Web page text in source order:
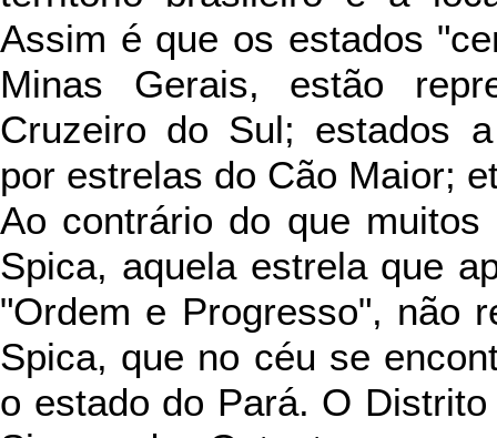
Assim é que os estados
Minas Gerais, estão
Cruzeiro do Sul; estados
por estrelas do Cão Maior;
Ao contrário do que
Spica, aquela estrela que
"Ordem e Progresso", não
Spica, que no céu se
o estado do Pará. O